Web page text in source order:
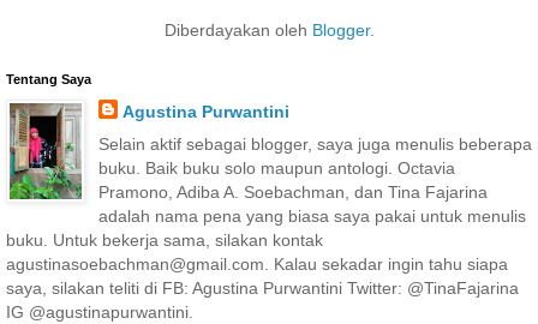
Diberdayakan oleh Blogger.
Tentang Saya
Agustina Purwantini
Selain aktif sebagai blogger, saya juga menulis beberapa
buku. Baik buku solo maupun antologi. Octavia
Pramono, Adiba A. Soebachman, dan Tina Fajarina
adalah nama pena yang biasa saya pakai untuk menulis
buku. Untuk bekerja sama, silakan kontak
agustinasoebachman@gmail.com. Kalau sekadar ingin tahu siapa
saya, silakan teliti di FB: Agustina Purwantini Twitter: @TinaFajarina
IG @agustinapurwantini.